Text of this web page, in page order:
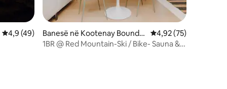
Vlerësimi mesatar 4,9 nga 5, 49 vlerësime
4,9 (49)
Banesë në Kootenay Boundar
y
Vlerësimi mesatar
4,92 (75)
1BR @ Red Mountain-Ski / Bike- Sauna &